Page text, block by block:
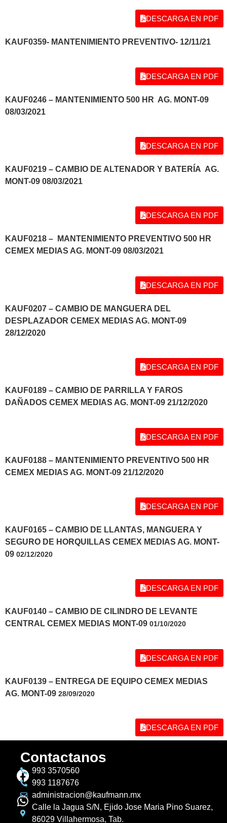
DESCARGA EN PDF
KAUF0359- MANTENIMIENTO PREVENTIVO- 12/11/21
DESCARGA EN PDF
KAUF0246 – MANTENIMIENTO 500 HR AG. MONT-09
08/03/2021
DESCARGA EN PDF
KAUF0219 – CAMBIO DE ALTENADOR Y BATERÍA AG.
MONT-09 08/03/2021
DESCARGA EN PDF
KAUF0218 – MANTENIMIENTO PREVENTIVO 500 HR
CEMEX MEDIAS AG. MONT-09 08/03/2021
DESCARGA EN PDF
KAUF0207 – CAMBIO DE MANGUERA DEL
DESPLAZADOR CEMEX MEDIAS AG. MONT-09
28/12/2020
DESCARGA EN PDF
KAUF0189 – CAMBIO DE PARRILLA Y FAROS
DAÑADOS CEMEX MEDIAS AG. MONT-09 21/12/2020
DESCARGA EN PDF
KAUF0188 – MANTENIMIENTO PREVENTIVO 500 HR
CEMEX MEDIAS AG. MONT-09 21/12/2020
DESCARGA EN PDF
KAUF0165 – CAMBIO DE LLANTAS, MANGUERA Y
SEGURO DE HORQUILLAS CEMEX MEDIAS AG. MONT-
09 02/12/2020
DESCARGA EN PDF
KAUF0140 – CAMBIO DE CILINDRO DE LEVANTE
CENTRAL CEMEX MEDIAS MONT-09 01/10/2020
DESCARGA EN PDF
KAUF0139 – ENTREGA DE EQUIPO CEMEX MEDIAS
AG. MONT-09 28/09/2020
DESCARGA EN PDF
Contactanos
993 3570560
993 1187676
administracion@kaufmann.mx
Calle la Jagua S/N, Ejido Jose Maria Pino Suarez,
86029 Villahermosa, Tab.